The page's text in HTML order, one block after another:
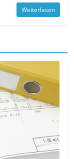
Weiterlesen